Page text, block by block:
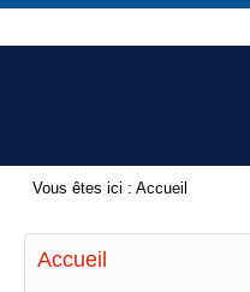
Vous êtes ici : Accueil
Accueil